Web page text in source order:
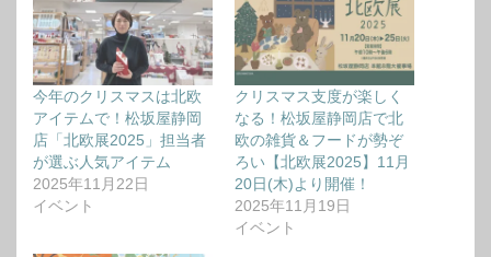
今年のクリスマスは北欧
アイテムで！松坂屋静岡
店「北欧展2025」担当者
が選ぶ人気アイテム
2025年11月22日
イベント
クリスマス支度が楽しく
なる！松坂屋静岡店で北
欧の雑貨＆フードが勢ぞ
ろい【北欧展2025】11月
20日(木)より開催！
2025年11月19日
イベント